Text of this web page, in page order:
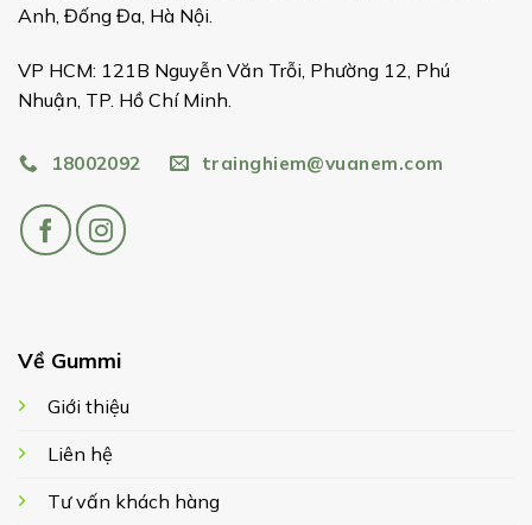
Anh, Đống Đa, Hà Nội.
VP HCM: 121B Nguyễn Văn Trỗi, Phường 12, Phú
Nhuận, TP. Hồ Chí Minh.
18002092 trainghiem@vuanem.com
Về Gummi
Giới thiệu
Liên hệ
Tư vấn khách hàng